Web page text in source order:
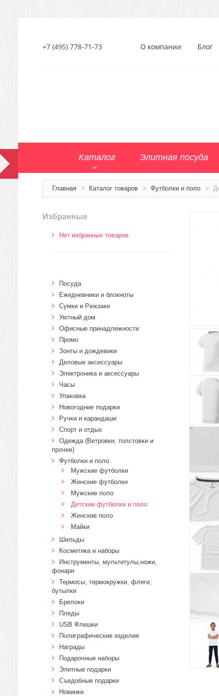
+7 (495) 778-71-73 О компании Блог
Каталог Элитная посуда
Главная > Каталог товаров > Футболки и поло >
Избранные
Нет избранных товаров
Посуда
Ежедневники и блокноты
Сумки и Рюкзаки
Уютный дом
Офисные принадлежности
Промо
Зонты и дождевики
Деловые аксессуары
Электроника и аксессуары
Часы
Упаковка
Новогодние подарки
Ручки и карандаши
Спорт и отдых
Одежда (Ветровки, толстовки и
прочее)
Футболки и поло
Мужские футболки
Женские футболки
Мужские поло
Детские футболки и поло
Женские поло
Майки
Шильды
Косметика и наборы
Инструменты, мультитулы,ножи,
фонари
Термосы, термокружки, фляги,
бутылки
Брелоки
Пледы
USB Флешки
Полиграфические изделия
Награды
Подарочные наборы
Элитные подарки
Cъедобные подарки
Новинки